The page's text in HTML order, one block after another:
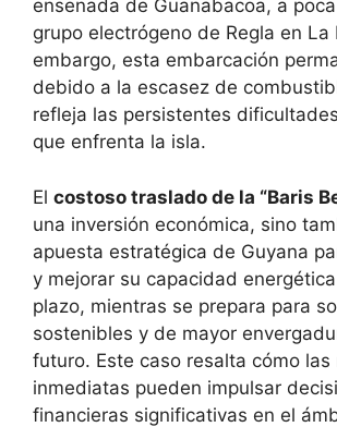
ensenada de Guanabacoa, a
grupo electrógeno de Regla en La
embargo, esta embarcación
debido a la escasez de
refleja las persistentes
que enfrenta la isla.
El costoso traslado de la “Baris
una inversión económica, sino
apuesta estratégica de Guyana
y mejorar su capacidad
plazo, mientras se prepara para
sostenibles y de mayor
futuro. Este caso resalta cómo las
inmediatas pueden impulsar
financieras significativas en el